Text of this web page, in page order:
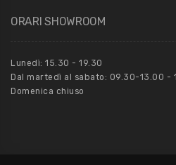
ORARI SHOWROOM
Lunedì: 15.30 - 19.30
Dal martedì al sabato: 09.30-13.00 -
Domenica chiuso